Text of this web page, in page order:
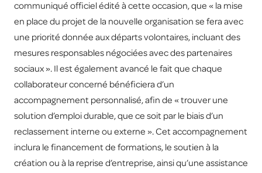
communiqué officiel édité à cette occasion, que « la mise
en place du projet de la nouvelle organisation se fera avec
une priorité donnée aux départs volontaires, incluant des
mesures responsables négociées avec des partenaires
sociaux ». Il est également avancé le fait que chaque
collaborateur concerné bénéficiera d’un
accompagnement personnalisé, afin de « trouver une
solution d’emploi durable, que ce soit par le biais d’un
reclassement interne ou externe ». Cet accompagnement
inclura le financement de formations, le soutien à la
création ou à la reprise d’entreprise, ainsi qu’une assistance